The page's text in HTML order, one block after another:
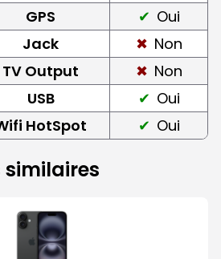
GPS
Oui
Jack
Non
TV Output
Non
USB
Oui
HotSpot Oui